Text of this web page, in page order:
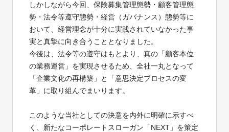
しかしながら今回、保険募集管理態勢・顧客管理態
勢・法令等遵守態勢・経営（ガバナンス）態勢等に
おいて、経営理念が十分に実践されていなかった事
実と真摯に向き合うこととなりました。
今後は、法令等の遵守はもとより、真の「顧客本位
の業務運営」を実現させるため、全社一丸となって
「企業文化の再構築」と「意思決定プロセスの変
革」に取り組んでまいります。
このような当社としての決意を内外に明確に示すべ
く、新たなコーポレートスローガン「NEXT」を策定